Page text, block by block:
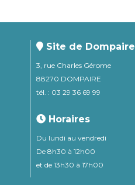
Site de Dompaire
3, rue Charles Gérome
88270 DOMPAIRE
tél. : 03 29 36 69 99
Horaires
Du lundi au vendredi
De 8h30 à 12h00
et de 13h30 à 17h00